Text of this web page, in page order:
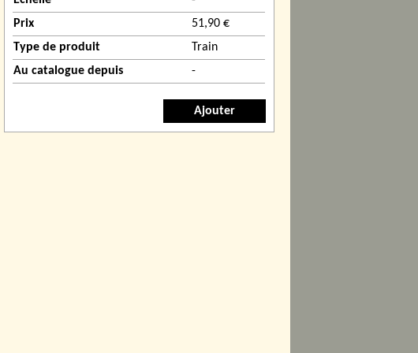
Prix
51,90 €
Type de produit
Train
Au catalogue depuis
-
Ajouter